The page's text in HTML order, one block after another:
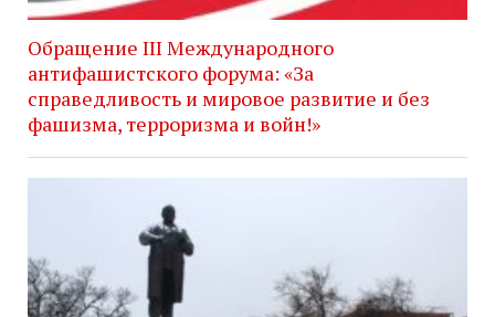
Обращение III Международного
антифашистского форума: «За
справедливость и мировое развитие и без
фашизма, терроризма и войн!»